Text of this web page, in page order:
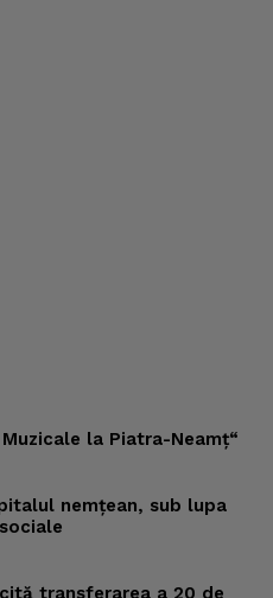
la Piatra-Neamţ“
nemţean, sub lupa
transferarea a 20 de